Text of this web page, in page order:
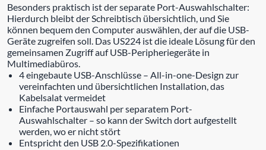
Besonders praktisch ist der separate Port-Auswahlschalter:
Hierdurch bleibt der Schreibtisch übersichtlich, und Sie
können bequem den Computer auswählen, der auf die USB-
Geräte zugreifen soll. Das US224 ist die ideale Lösung für den
gemeinsamen Zugriff auf USB-Peripheriegeräte in
Multimediabüros.
4 eingebaute USB-Anschlüsse – All-in-one-Design zur
vereinfachten und übersichtlichen Installation, das
Kabelsalat vermeidet
Einfache Portauswahl per separatem Port-
Auswahlschalter – so kann der Switch dort aufgestellt
werden, wo er nicht stört
Entspricht den USB 2.0-Spezifikationen